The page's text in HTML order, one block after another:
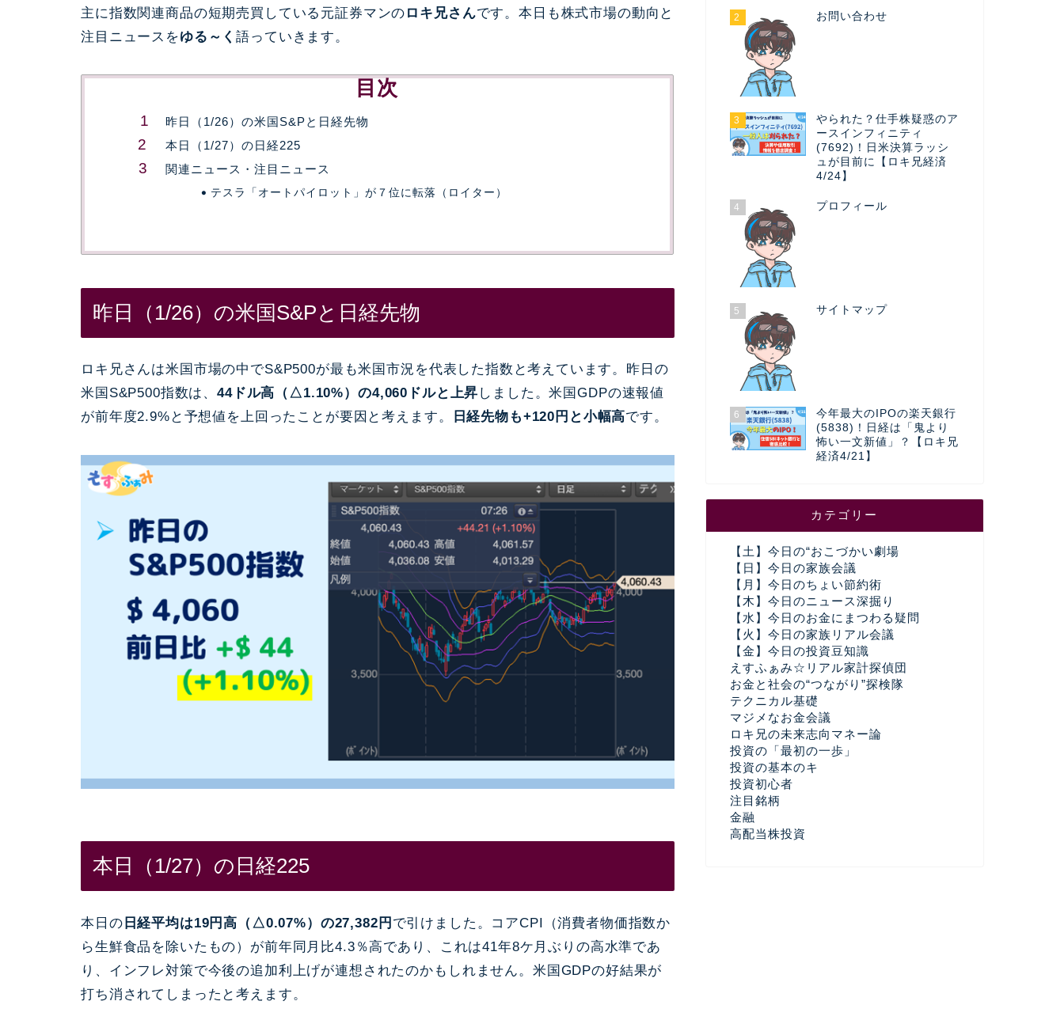
主に指数関連商品の短期売買している元証券マンの ロキ兄さんです。本日も株式市場の動向と
注目ニュースをゆる～く語っていきます。
目次
昨日（1/26）の米国S&Pと日経先物
本日（1/27）の日経225
関連ニュース・注目ニュース
テスラ「オートパイロット」が７位に転落（ロイター）
昨日（1/26）の米国S&Pと日経先物
ロキ兄さんは米国市場の中でS&P500が最も米国市況を代表した指数と考えています。 昨日の
米国S&P500指数は、44ドル高（△1.10%）の4,060ドルと上昇 しました。米国GDPの速報値
が前年度2.9%と予想値を上回ったことが要因と考えます。
日経先物も+120円と小幅高です。
本日（1/27）の日経225
本日の 日経平均は19円高（△0.07%）の27,382円 で引けました。コアCPI（消費者物価指数か
ら生鮮食品を除いたもの）が前年同月比4.3％高であり、これは41年8ケ月ぶりの高水準であ
り、インフレ対策で今後の追加利上げが連想されたのかもしれません。米国GDPの好結果が
打ち消されてしまったと考えます。
2 お問い合わせ
3
やられた？仕手株疑惑のア
ースインフィニティ
(7692)！日米決算ラッシ
ュが目前に【ロキ兄経済
4/24】
4 プロフィール
5 サイトマップ
6
今年最大のIPOの楽天銀行
(5838)！日経は「鬼より
怖い一文新値」？【ロキ兄
経済4/21】
カテゴリー
【土】今日の“おこづかい劇場
【日】今日の家族会議
【月】今日のちょい節約術
【木】今日のニュース深掘り
【水】今日のお金にまつわる疑問
【火】今日の家族リアル会議
【金】今日の投資豆知識
えすふぁみ☆リアル家計探偵団
お金と社会の“つながり”探検隊
テクニカル基礎
マジメなお金会議
ロキ兄の未来志向マネー論
投資の「最初の一歩」
投資の基本のキ
投資初心者
注目銘柄
金融
高配当株投資